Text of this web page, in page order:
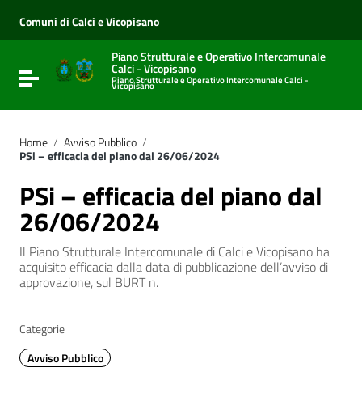
Vai al menu di navigazione
Vai al footer
Comuni di Calci e Vicopisano
Attiva / disattiva la navigazione
Piano Strutturale e Operativo Intercomunale
Calci - Vicopisano
Piano Strutturale e Operativo Intercomunale Calci -
Vicopisano
Home / Avviso Pubblico /
PSi – efficacia del piano dal 26/06/2024
PSi – efficacia del piano dal
26/06/2024
Il Piano Strutturale Intercomunale di Calci e Vicopisano ha
acquisito efficacia dalla data di pubblicazione dell’avviso di
approvazione, sul BURT n.
Categorie
Avviso Pubblico